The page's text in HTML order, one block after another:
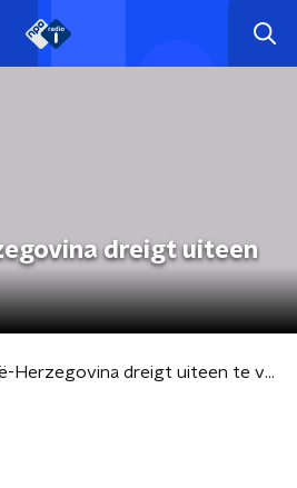
dreigt uiteen
Bosnië-Herzegovina dreigt uiteen te vallen